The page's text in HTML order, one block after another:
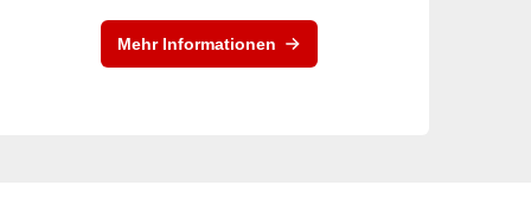
Mehr Informationen